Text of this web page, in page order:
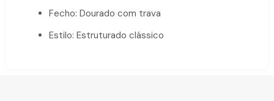
Fecho: Dourado com trava
Estilo: Estruturado clássico